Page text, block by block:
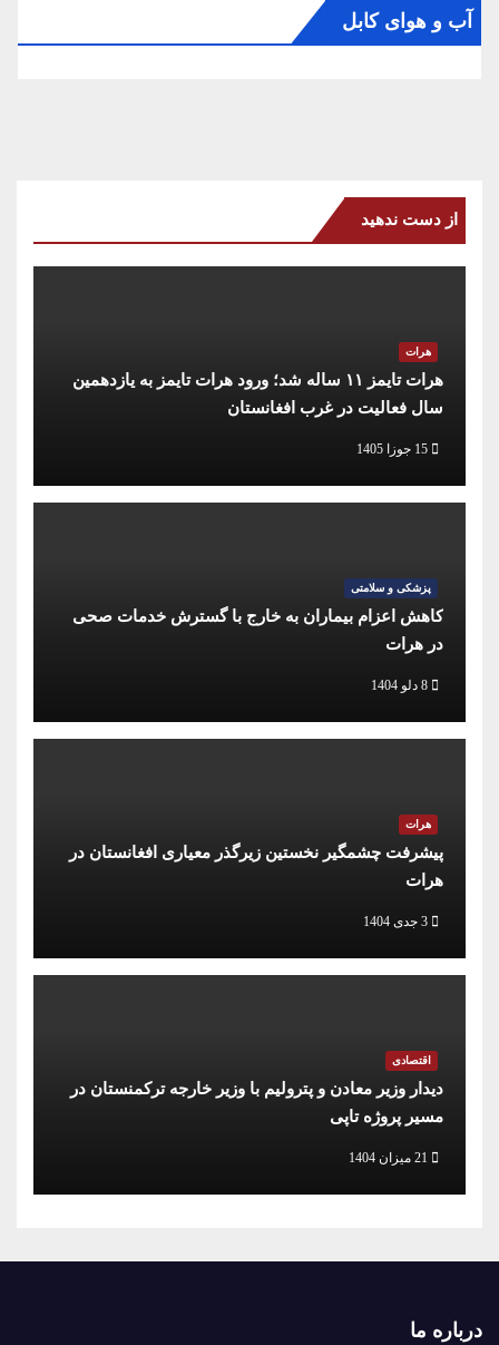
آب و هوای کابل
از دست ندهید
هرات
هرات تایمز ۱۱ ساله شد؛ ورود هرات تایمز به یازدهمین
سال فعالیت در غرب افغانستان
15 جوزا 1405
پزشکی و سلامتی
کاهش اعزام بیماران به خارج با گسترش خدمات صحی
در هرات
8 دلو 1404
هرات
پیشرفت چشمگیر نخستین زیرگذر معیاری افغانستان در
هرات
3 جدی 1404
اقتصادی
دیدار وزیر معادن و پترولیم با وزیر خارجه ترکمنستان در
مسیر پروژه تاپی
21 میزان 1404
درباره ما